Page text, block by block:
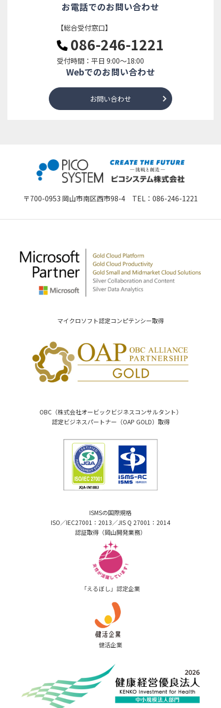
お電話でのお問い合わせ
【総合受付窓口】
086-246-1221
受付時間：平日 9:00～18:00
Webでのお問い合わせ
お問い合わせ
〒700-0953 岡山市南区西市98-4 TEL： 086-246-1221
マイクロソフト認定コンピテンシー取得
OBC（株式会社オービックビジネスコンサルタント）
認定ビジネスパートナー（OAP GOLD）取得
ISMSの国際規格
ISO／IEC27001：2013／JIS Q 27001：2014
認証取得（岡山開発業務）
「えるぼし」認定企業
健活企業